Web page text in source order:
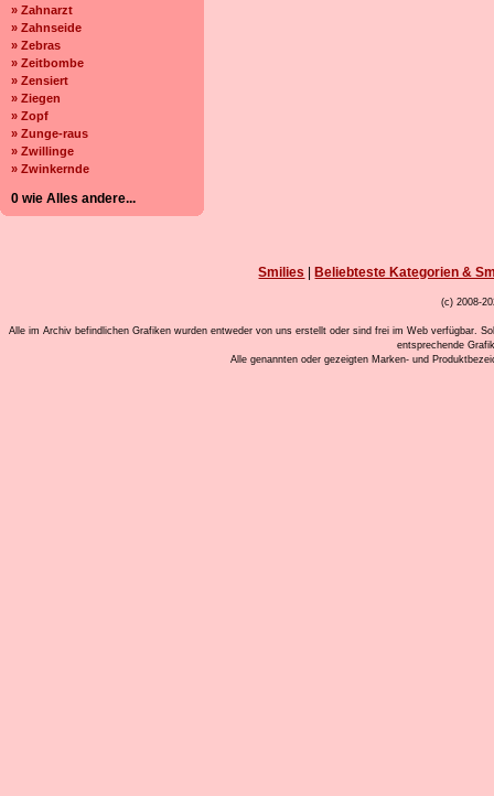
» Zahnarzt
» Zahnseide
» Zebras
» Zeitbombe
» Zensiert
» Ziegen
» Zopf
» Zunge-raus
» Zwillinge
» Zwinkernde
0 wie Alles andere...
Smilies Beliebteste Kategorien &
(c) 2008-
Alle im Archiv befindlichen Grafiken wurden entweder von uns erstellt oder sind frei im Web verfügbar.
entsprechende
Alle genannten oder gezeigten Marken- und